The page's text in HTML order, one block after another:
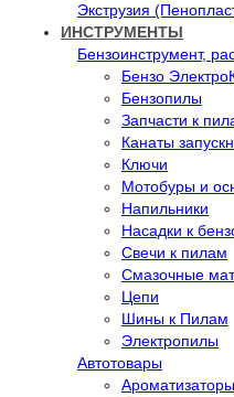
Экструзия
ИНСТРУМЕНТЫ
Бензоинструмент,
Бензо
Бензопилы
Запчасти к
Канаты
Ключи
Мотобуры и
Напильники
Насадки к
Свечи к пилам
Смазочные
Цепи
Шины к Пилам
Электропилы
Автотовары
Ароматизаторы